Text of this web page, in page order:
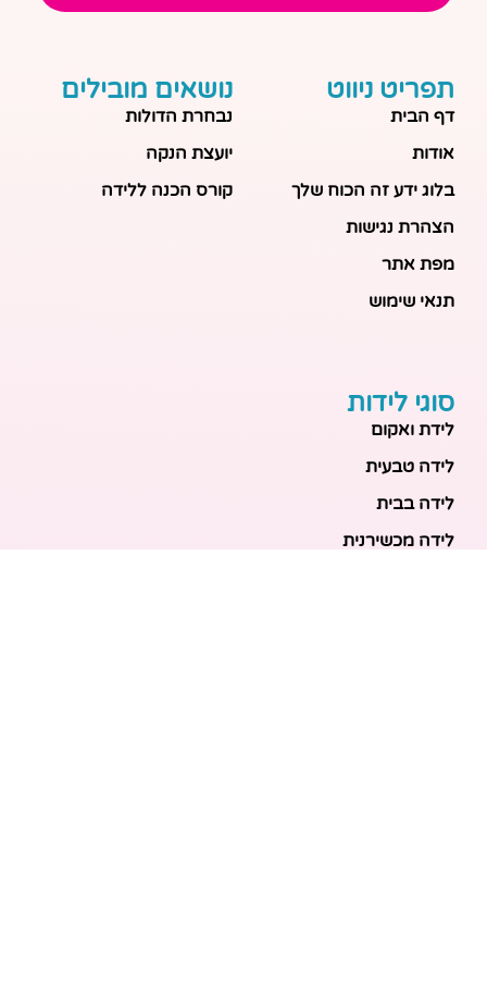
תפריט ניווט
דף הבית
אודות
בלוג ידע זה הכוח שלך
הצהרת נגישות
מפת אתר
תנאי שימוש
נושאים מובילים
נבחרת הדולות
יועצת הנקה
קורס הכנה ללידה
סוגי לידות
לידת ואקום
לידה טבעית
לידה בבית
לידה מכשירנית